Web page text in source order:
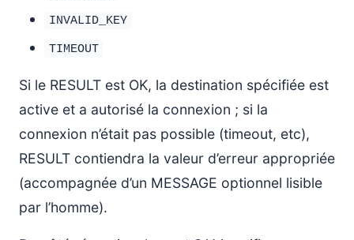
INVALID_KEY
TIMEOUT
Si le RESULT est OK, la destination spécifiée est
active et a autorisé la connexion ; si la
connexion n’était pas possible (timeout, etc),
RESULT contiendra la valeur d’erreur appropriée
(accompagnée d’un MESSAGE optionnel lisible
par l’homme).